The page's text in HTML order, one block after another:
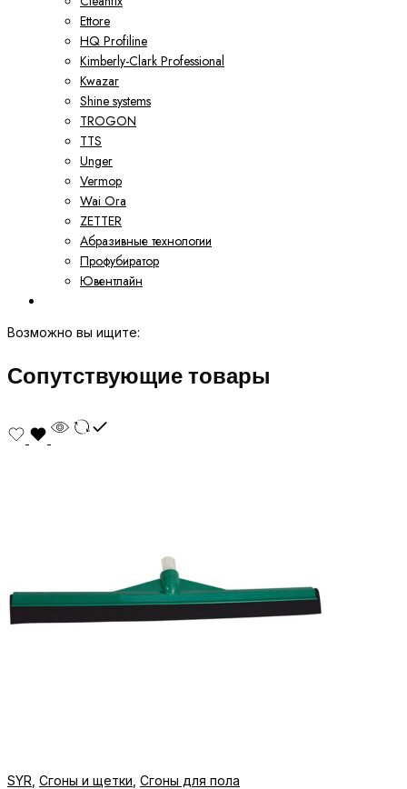
Ettore
HQ Profiline
Kimberly-Clark Professional
Kwazar
Shine systems
TROGON
TTS
Unger
Vermop
Wai Ora
ZETTER
Абразивные технологии
Профубиратор
Ювентлайн
Возможно вы ищите:
Сопутствующие товары
SYR Сгоны и щетки Сгоны для пола